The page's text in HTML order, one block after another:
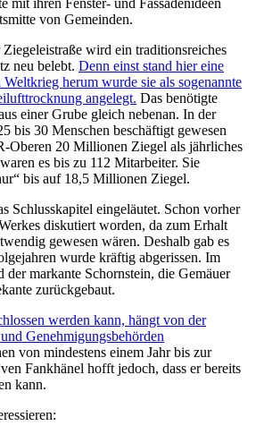
von Gemeinden.
wird ein traditionsreiches
neu belebt. Denn einst stand hier eine
herum wurde sie als sogenannte
angelegt. Das benötigte
einer Grube gleich nebenan. In der
bis 30 Menschen beschäftigt gewesen
Oberen 20 Millionen Ziegel als jährliches
es bis zu 112 Mitarbeiter. Sie
bis auf 18,5 Millionen Ziegel.
Schlusskapitel eingeläutet. Schon vorher
diskutiert worden, da zum Erhalt
gewesen wären. Deshalb gab es
wurde kräftig abgerissen. Im
der markante Schornstein, die Gemäuer
zurückgebaut.
werden kann, hängt von der
Genehmigungsbehörden
von mindestens einem Jahr bis zur
Fankhänel hofft jedoch, dass er bereits
kann.